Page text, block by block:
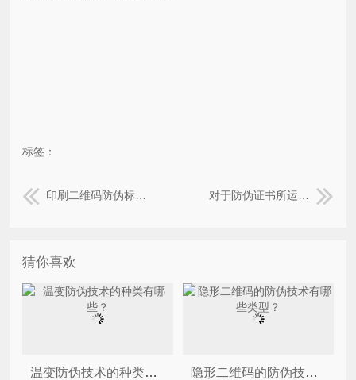
标签：
印刷二维码防伪标签所运用的防伪技术都有哪些? 对于防伪证书所运用的防伪技术你都了解吗？
猜你喜欢
温变防伪技术的种类有哪些？ 隐形二维码的防伪技术有哪些类型？